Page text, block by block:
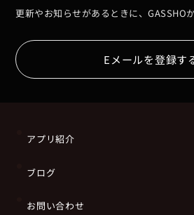
更新やお知らせがあるときに、GASSHO
Eメールを登録す
アプリ紹介
ブログ
お問い合わせ